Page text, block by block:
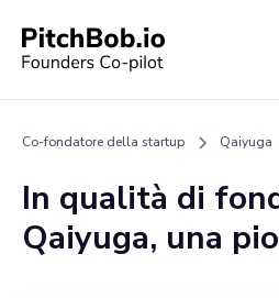
Co-fondatore della startup Qaiyuga
In qualità di
Qaiyuga, una